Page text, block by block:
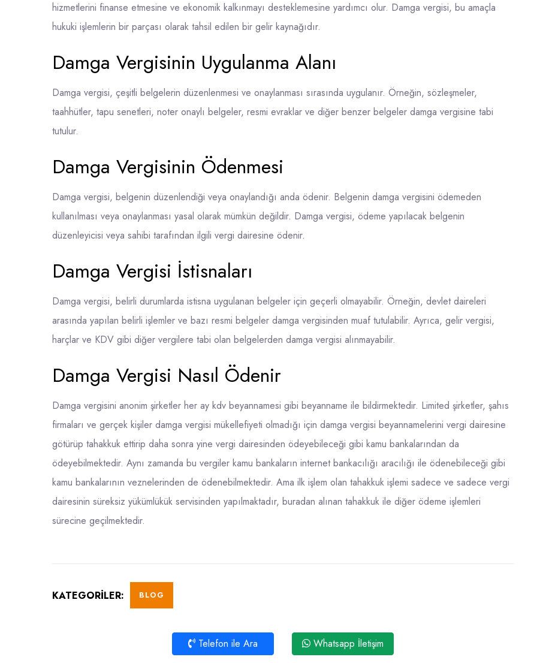
hizmetlerini finanse etmesine ve ekonomik kalkınmayı desteklemesine yardımcı olur. Damga vergisi, bu amaçla
hukuki işlemlerin bir parçası olarak tahsil edilen bir gelir kaynağıdır.
Damga Vergisinin Uygulanma Alanı
Damga vergisi, çeşitli belgelerin düzenlenmesi ve onaylanması sırasında uygulanır. Örneğin, sözleşmeler,
taahhütler, tapu senetleri, noter onaylı belgeler, resmi evraklar ve diğer benzer belgeler damga vergisine tabi
tutulur.
Damga Vergisinin Ödenmesi
Damga vergisi, belgenin düzenlendiği veya onaylandığı anda ödenir. Belgenin damga vergisini ödemeden
kullanılması veya onaylanması yasal olarak mümkün değildir. Damga vergisi, ödeme yapılacak belgenin
düzenleyicisi veya sahibi tarafından ilgili vergi dairesine ödenir.
Damga Vergisi İstisnaları
Damga vergisi, belirli durumlarda istisna uygulanan belgeler için geçerli olmayabilir. Örneğin, devlet daireleri
arasında yapılan belirli işlemler ve bazı resmi belgeler damga vergisinden muaf tutulabilir. Ayrıca, gelir vergisi,
harçlar ve KDV gibi diğer vergilere tabi olan belgelerden damga vergisi alınmayabilir.
Damga Vergisi Nasıl Ödenir
Damga vergisini anonim şirketler her ay kdv beyannamesi gibi beyanname ile bildirmektedir. Limited şirketler, şahıs
firmaları ve gerçek kişiler damga vergisi mükellefiyeti olmadığı için damga vergisi beyannamelerini vergi dairesine
götürüp tahakkuk ettirip daha sonra yine vergi dairesinden ödeyebileceği gibi kamu bankalarından da
ödeyebilmektedir. Aynı zamanda bu vergiler kamu bankaların internet bankacılığı aracılığı ile ödenebileceği gibi
kamu bankalarının veznelerinden de ödenebilmektedir. Ama ilk işlem olan tahakkuk işlemi sadece ve sadece vergi
dairesinin süreksiz yükümlükük servisinden yapılmaktadır, buradan alınan tahakkuk ile diğer ödeme işlemleri
sürecine geçilmektedir.
KATEGORILER: BLOG
Telefon ile Ara Whatsapp İletişim